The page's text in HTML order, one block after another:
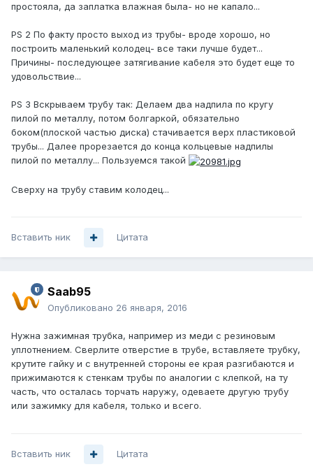
простояла, да заплатка влажная была- но не капало...
PS 2 По факту просто выход из трубы- вроде хорошо, но
построить маленький колодец- все таки лучше будет...
Причины- последующее затягивание кабеля это будет еще то
удовольствие...
PS 3 Вскрываем трубу так: Делаем два надпила по кругу
пилой по металлу, потом болгаркой, обязательно
боком(плоской частью диска) стачивается верх пластиковой
трубы... Далее прорезается до конца кольцевые надпилы
пилой по металлу... Пользуемся такой
Сверху на трубу ставим колодец...
Вставить ник Цитата
Saab95
Опубликовано 26 января, 2016
Нужна зажимная трубка, например из меди с резиновым
уплотнением. Сверлите отверстие в трубе, вставляете трубку,
крутите гайку и с внутренней стороны ее края разгибаются и
прижимаются к стенкам трубы по аналогии с клепкой, на ту
часть, что осталась торчать наружу, одеваете другую трубу
или зажимку для кабеля, только и всего.
Вставить ник Цитата